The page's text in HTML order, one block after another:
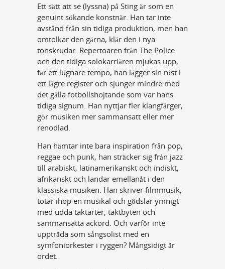
Ett sätt att se (lyssna) på Sting är som en
genuint sökande konstnär. Han tar inte
avstånd från sin tidiga produktion, men han
omtolkar den gärna, klär den i nya
tonskrudar. Repertoaren från The Police
och den tidiga solokarriären mjukas upp,
får ett lugnare tempo, han lägger sin röst i
ett lägre register och sjunger mindre med
det gälla fotbollshojtande som var hans
tidiga signum. Han nyttjar fler klangfärger,
gör musiken mer sammansatt eller mer
renodlad.
Han hämtar inte bara inspiration från pop,
reggae och punk, han sträcker sig från jazz
till arabiskt, latinamerikanskt och indiskt,
afrikanskt och landar emellanåt i den
klassiska musiken. Han skriver filmmusik,
totar ihop en musikal och gödslar ymnigt
med udda taktarter, taktbyten och
sammansatta ackord. Och varför inte
uppträda som sångsolist med en
symfoniorkester i ryggen? Mångsidigt är
ordet.